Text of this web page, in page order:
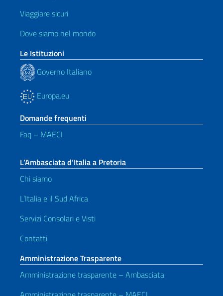
Viaggiare sicuri
Dove siamo nel mondo
Le Istituzioni
Governo Italiano
Europa.eu
Domande frequenti
Faq – MAECI
L’Ambasciata d’Italia a Pretoria
Chi siamo
L’Italia e il Sud Africa
Servizi Consolari e Visti
Contatti
Amministrazione Trasparente
Amministrazione trasparente – Ambasciata